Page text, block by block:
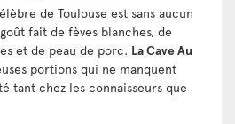
de Toulouse est sans aucun
fait de fèves blanches, de
et de peau de porc. La Cave Au
portions qui ne manquent
tant chez les connaisseurs que